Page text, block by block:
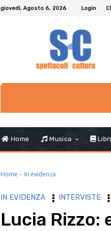
giovedì, Agosto 6, 2026 Login
Home Musica Libri
Home In evidenza
IN EVIDENZA INTERVISTE
Lucia Rizzo: